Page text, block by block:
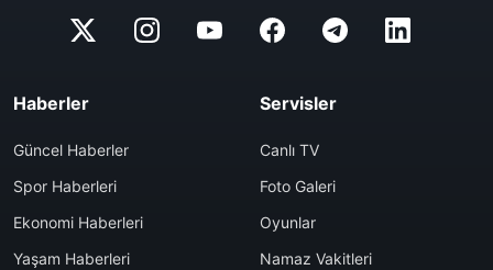
Haberler
Güncel Haberler
Spor Haberleri
Ekonomi Haberleri
Yaşam Haberleri
Servisler
Canlı TV
Foto Galeri
Oyunlar
Namaz Vakitleri